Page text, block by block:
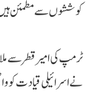
کوششوں سے مطمئن
ٹرمپ کی امیر قطر سے
نے اسرائیلی قیادت کو